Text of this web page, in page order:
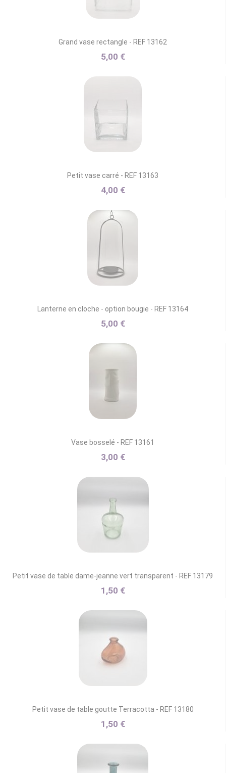
Grand vase rectangle - REF 13162
5,00 €
Petit vase carré - REF 13163
4,00 €
Lanterne en cloche - option bougie - REF 13164
5,00 €
Vase bosselé - REF 13161
3,00 €
Petit vase de table dame-jeanne vert transparent - REF 13179
1,50 €
Petit vase de table goutte Terracotta - REF 13180
1,50 €